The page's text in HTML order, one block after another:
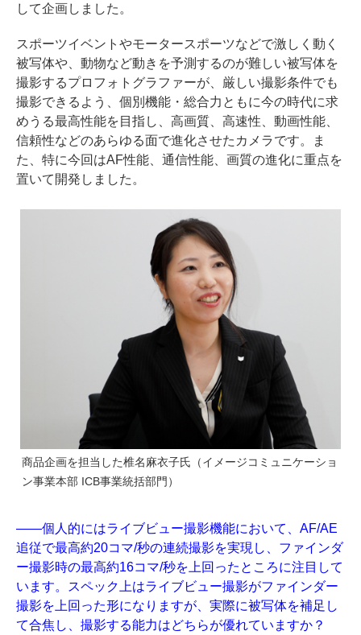
して企画しました。
スポーツイベントやモータースポーツなどで激しく動く
被写体や、動物など動きを予測するのが難しい被写体を
撮影するプロフォトグラファーが、厳しい撮影条件でも
撮影できるよう、個別機能・総合力ともに今の時代に求
めうる最高性能を目指し、高画質、高速性、動画性能、
信頼性などのあらゆる面で進化させたカメラです。ま
た、特に今回はAF性能、通信性能、画質の進化に重点を
置いて開発しました。
商品企画を担当した椎名麻衣子氏（イメージコミュニケーショ
ン事業本部 ICB事業統括部門）
――個人的にはライブビュー撮影機能において、AF/AE
追従で最高約20コマ/秒の連続撮影を実現し、ファインダ
ー撮影時の最高約16コマ/秒を上回ったところに注目して
います。スペック上はライブビュー撮影がファインダー
撮影を上回った形になりますが、実際に被写体を補足し
て合焦し、撮影する能力はどちらが優れていますか？